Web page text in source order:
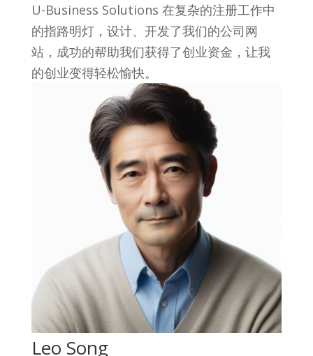
U-Business Solutions 在复杂的注册工作中
的指路明灯，设计、开发了我们的公司网
站，成功的帮助我们获得了创业资金，让我
的创业变得轻松愉快。
Leo Song